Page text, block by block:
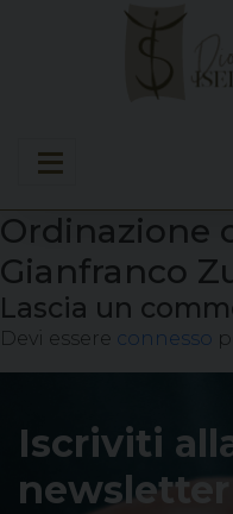
Ordinazione
Gianfranco
Lascia un
Devi essere connesso
Iscriviti
newsletter